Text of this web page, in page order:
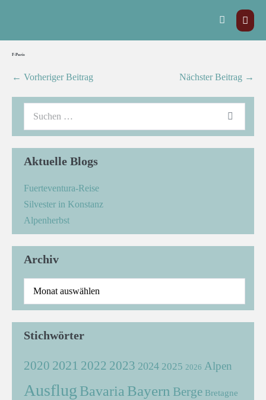
F-Paris
← Vorheriger Beitrag Nächster Beitrag →
Aktuelle Blogs
Fuerteventura-Reise
Silvester in Konstanz
Alpenherbst
Archiv
Stichwörter
2020 2021 2022 2023 2024 2025 2026 Alpen
Ausflug Bavaria Bayern Berge Bretagne